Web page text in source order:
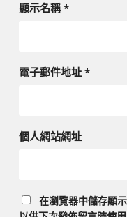
顯示名稱*
電子郵件地址 *
個人網站網址
在瀏覽器中儲存顯